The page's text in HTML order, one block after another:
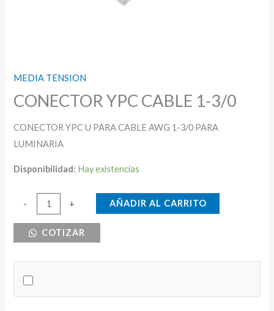
MEDIA TENSION
CONECTOR YPC CABLE 1-3/0
CONECTOR YPC U PARA CABLE AWG 1-3/0 PARA
LUMINARIA
Disponibilidad: Hay existencias
-
CONECTOR
CABLE
cantidad
+ AÑADIR AL CARRITO
COTIZAR